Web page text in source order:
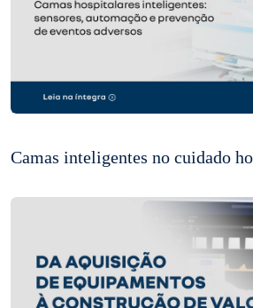
Camas inteligentes no cuidado